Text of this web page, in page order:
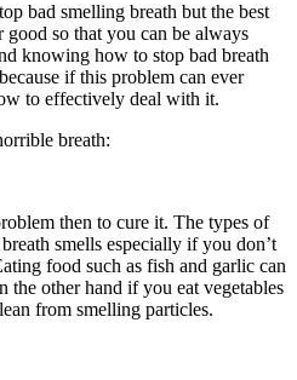
bad smelling breath but the best
so that you can be always
knowing how to stop bad breath
if this problem can ever
to effectively deal with it.
breath:
then to cure it. The types of
smells especially if you don’t
food such as fish and garlic can
the other hand if you eat vegetables
from smelling particles.